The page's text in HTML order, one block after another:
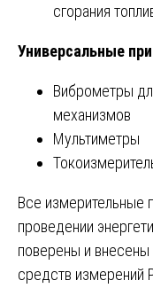
сгорания
Универсальные
Виброметры
механизмов
Мультиметры
Все измерительные
проведении
поверены и
средств измерений